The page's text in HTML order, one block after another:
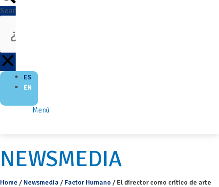
Search
ES
EN
Menú
NEWSMEDIA
Home / Newsmedia / Factor Humano / El director como crítico de arte